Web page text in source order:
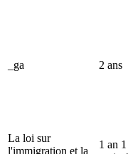
_ga 2 ans
La loi sur
l'immigration et la
1 an 1